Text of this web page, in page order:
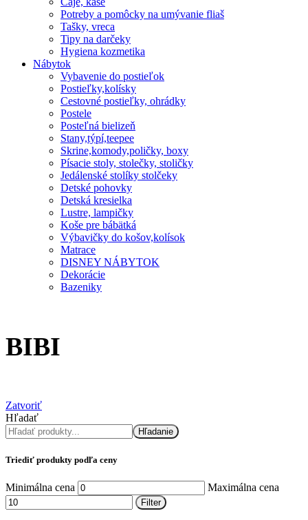
Potreby a pomôcky na umývanie fliaš
Tašky, vreca
Tipy na darčeky
Hygiena kozmetika
Nábytok
Vybavenie do postieľok
Postieľky,kolísky
Cestovné postieľky, ohrádky
Postele
Posteľná bielizeň
Stany,týpí,teepee
Skrine,komody,poličky, boxy
Písacie stoly, stolečky, stoličky
Jedálenské stolíky stolčeky
Detské pohovky
Detská kresielka
Lustre, lampičky
Koše pre bábätká
Výbavičky do košov,kolísok
Matrace
DISNEY NÁBYTOK
Dekorácie
Bazeniky
BIBI
Zatvoriť
Hľadať
Hľadanie
Triediť produkty podľa ceny
Minimálna cena Maximálna cena
Filter